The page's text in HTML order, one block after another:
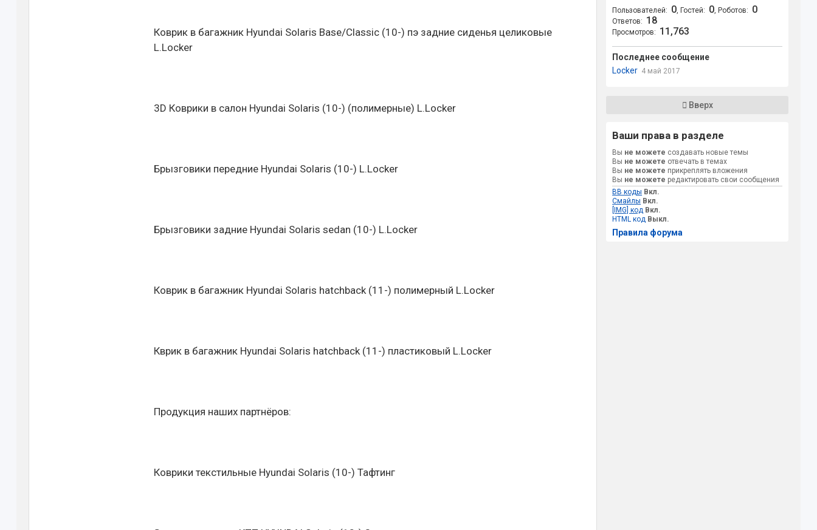
Коврик в багажник Hyundai Solaris Base/Classic (10-) пэ задние сиденья целиковые
L.Locker
3D Коврики в салон Hyundai Solaris (10-) (полимерные) L.Locker
Брызговики передние Hyundai Solaris (10-) L.Locker
Брызговики задние Hyundai Solaris sedan (10-) L.Locker
Коврик в багажник Hyundai Solaris hatchback (11-) полимерный L.Locker
Кврик в багажник Hyundai Solaris hatchback (11-) пластиковый L.Locker
Продукция наших партнёров:
Коврики текстильные Hyundai Solaris (10-) Тафтинг
Пользователей: 0, Гостей: 0, Роботов: 0
Ответов: 18
Просмотров: 11,763
Последнее сообщение
Locker 4 май 2017
Вверх
Ваши права в разделе
Вы не можете создавать новые темы
Вы не можете отвечать в темах
Вы не можете прикреплять вложения
Вы не можете редактировать свои сообщения
BB коды Вкл.
Смайлы Вкл.
[IMG] код Вкл.
HTML код Выкл.
Правила форума